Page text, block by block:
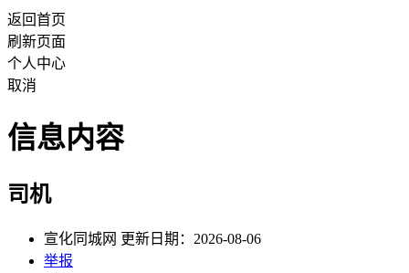
返回首页
刷新页面
个人中心
取消
信息内容
司机
宣化同城网 更新日期：2026-08-06
举报